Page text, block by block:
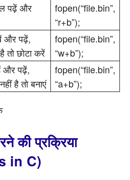
पढ़ें और
fopen(“file.bin”,
“r+b”);
और पढ़ें,
तो छोटा करें
fopen(“file.bin”,
“w+b”);
और पढ़ें,
है तो बनाएं
fopen(“file.bin”,
“a+b”);
की प्रक्रिया
in C)